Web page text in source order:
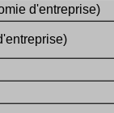
d'entreprise)